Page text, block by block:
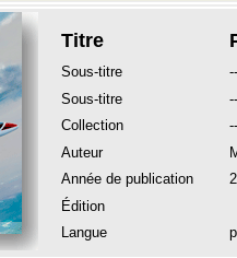
Titre
Sous-titre
--
Sous-titre
--
Collection
--
Auteur
Année de publication
Édition
Langue